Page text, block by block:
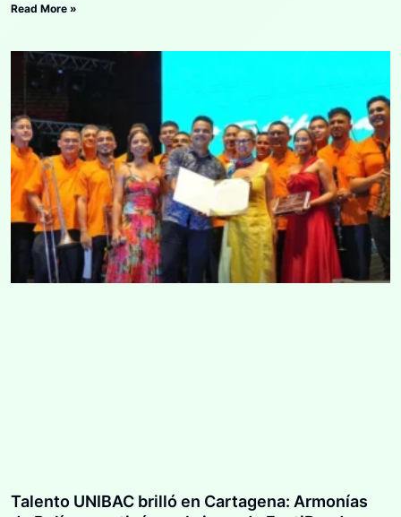
Read More »
Talento UNIBAC brilló en Cartagena: Armonías